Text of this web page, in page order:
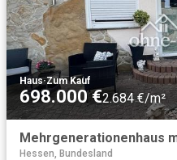
Haus·Zum Kauf
698.000 €2.684 €/m²
Hessen, Bundesland